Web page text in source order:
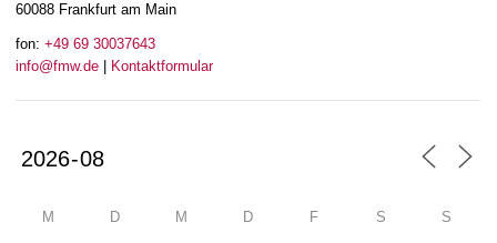
60088 Frankfurt am Main
fon: +49 69 30037643
info@fmw.de
Kontaktformular
M D M D F S S